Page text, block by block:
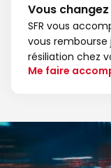
Vous
SFR vous
vous rembourse
résiliation chez
Me faire